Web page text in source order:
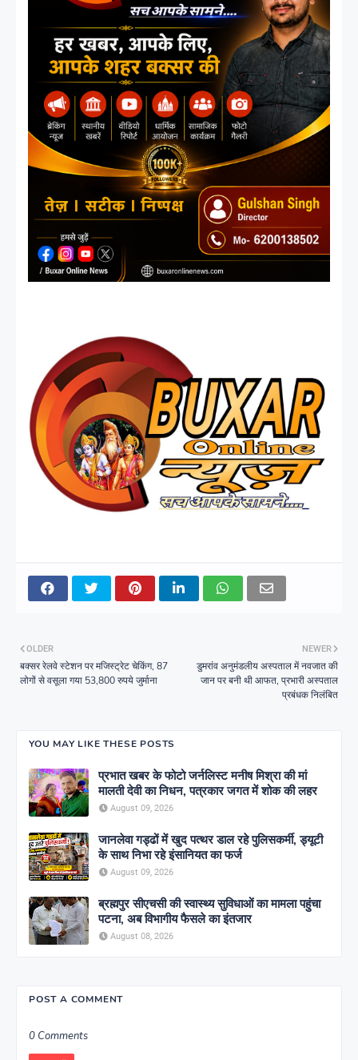
NEWER
डुमरांव अनुमंडलीय अस्पताल में नवजात की
जान पर बनी थी आफत, प्रभारी अस्पताल
प्रबंधक निलंबित
OLDER
बक्सर रेलवे स्टेशन पर मजिस्ट्रेट चेकिंग, 87
लोगों से वसूला गया 53,800 रुपये जुर्माना
YOU MAY LIKE THESE POSTS
प्रभात खबर के फोटो जर्नलिस्ट मनीष मिश्रा की मां
मालती देवी का निधन, पत्रकार जगत में शोक की लहर
August 09, 2026
जानलेवा गड्ढों में खुद पत्थर डाल रहे पुलिसकर्मी, ड्यूटी
के साथ निभा रहे इंसानियत का फर्ज
August 09, 2026
ब्रह्मपुर सीएचसी की स्वास्थ्य सुविधाओं का मामला पहुंचा
पटना, अब विभागीय फैसले का इंतजार
August 08, 2026
POST A COMMENT
0 Comments